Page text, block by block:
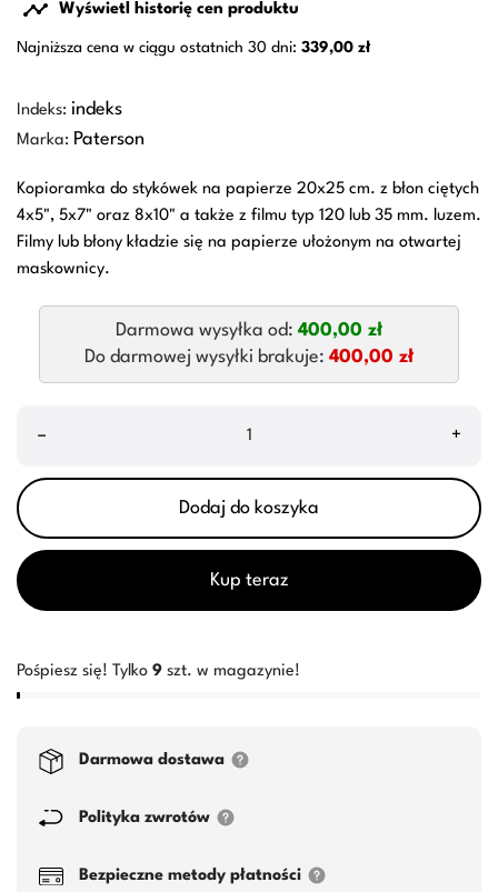
 Wyświetl historię cen produktu
Najniższa cena w ciągu ostatnich 30 dni: 339,00 zł
Indeks: indeks
Marka: Paterson
Kopioramka do stykówek na papierze 20x25 cm. z błon ciętych
4x5", 5x7" oraz 8x10" a także z filmu typ 120 lub 35 mm. luzem.
Filmy lub błony kładzie się na papierze ułożonym na otwartej
maskownicy.
Darmowa wysyłka od: 400,00 zł
Do darmowej wysyłki brakuje: 400,00 zł
– +
Dodaj do koszyka
Kup teraz
Pośpiesz się! Tylko 9 szt. w magazynie!
Darmowa dostawa
Polityka zwrotów
Bezpieczne metody płatności